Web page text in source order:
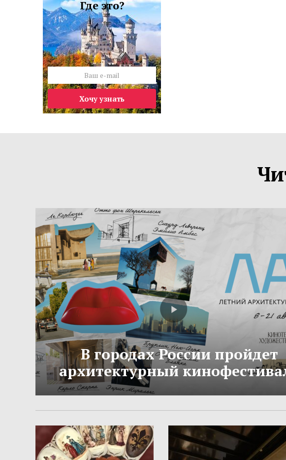
Где это?
Хочу узнать
В городах России пройдет
архитектурный